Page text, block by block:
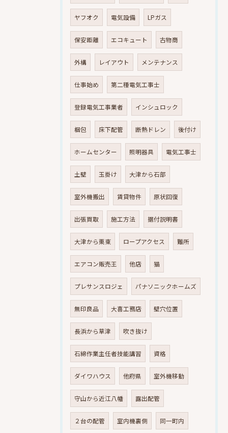
ヤフオク 電気設備 LPガス
保安距離 エコキュート 古物商
外構 レイアウト メンテナンス
仕事始め 第二種電気工事士
登録電気工事業者 インシュロック
梱包 床下配管 断熱ドレン 後付け
ホームセンター 照明器具 電気工事士
土壁 玉掛け 大津から石部
室外機搬出 賃貸物件 原状回復
出張買取 施工方法 据付説明書
大津から栗東 ロープアクセス 難所
エアコン販売王 他店 猫
プレサンスロジェ パナソニックホームズ
無印良品 大喜工務店 壁穴位置
長浜から草津 吹き抜け
石綿作業主任者技能講習 資格
ダイワハウス 他府県 室外機移動
守山から近江八幡 露出配管
２台の配管 室内機裏側 同一町内